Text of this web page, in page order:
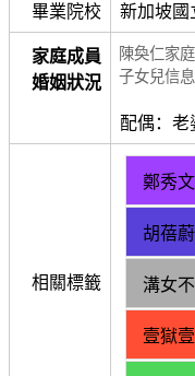
畢業院校 新加坡國
家庭成員
婚姻狀況
陳奐仁家
子女兒信息
配偶：老
相關標籤
鄭秀文
胡蓓蔚
溝女
壹獄